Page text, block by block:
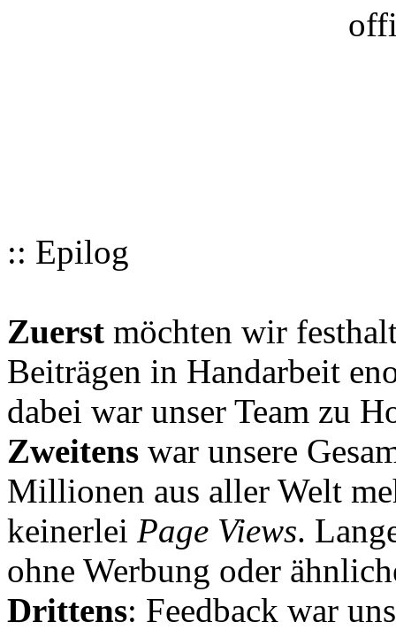
:: Epilog
Zuerst möchten wir
Beiträgen in Handarbeit
dabei war unser Team zu
Zweitens war unsere
Millionen aus aller Welt
keinerlei Page Views.
ohne Werbung oder
Drittens: Feedback war